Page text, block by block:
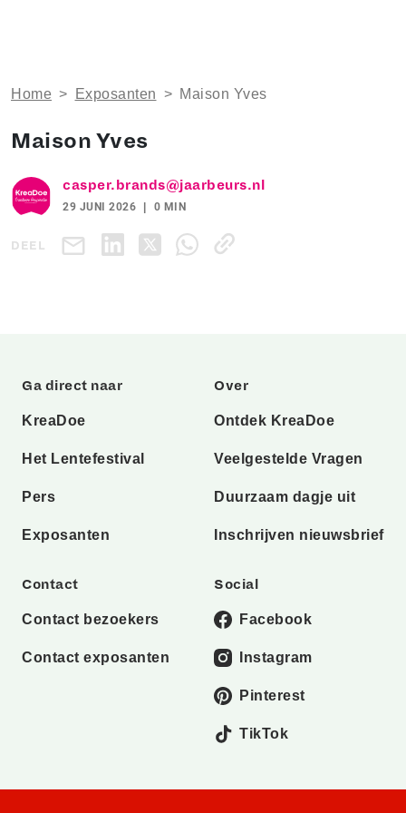
Home > Exposanten > Maison Yves
Maison Yves
casper.brands@jaarbeurs.nl
29 JUNI 2026 0 MIN
DEEL
Ga direct naar
KreaDoe
Het Lentefestival
Pers
Exposanten
Over
Ontdek KreaDoe
Veelgestelde Vragen
Duurzaam dagje uit
Inschrijven nieuwsbrief
Contact
Contact bezoekers
Contact exposanten
Social
Facebook
Instagram
Pinterest
TikTok